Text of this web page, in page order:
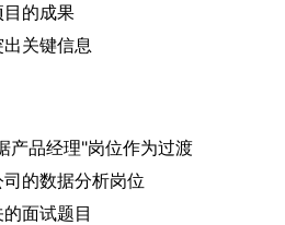
的成果
关键信息
产品经理"岗位作为过渡
的数据分析岗位
面试题目